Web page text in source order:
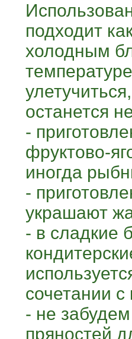
подходит
холодным
останется
-
фруктово-
иногда
-
украшают
- в сладкие
сочетании с
- не
пряностей